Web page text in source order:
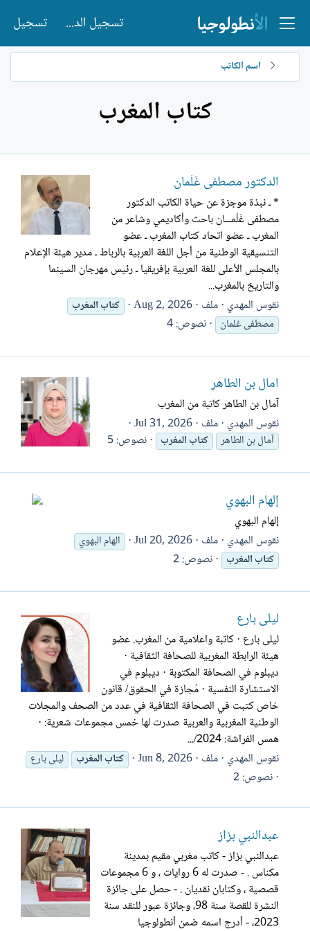
تسجيل الدخول تسجيل
اسم الكاتب
كتاب المغرب
الدكتور مصطفى غَلْمان
* ـ نبذة موجزة عن حياة الكاتب الدكتور
مصطفى غَلْمـــان باحث وأكاديمي وشاعر من
المغرب ـ عضو اتحاد كتاب المغرب ـ عضو
التنسيقية الوطنية من أجل اللغة العربية بالرباط ـ مدير هيئة الإعلام
بالمجلس الأعلى للغة العربية بإفريقيا ـ رئيس مهرجان السينما
والتاريخ بالمغرب...
نقوس المهدي ملف Aug 2, 2026 كتابالمغرب
مصطفى غلمان
نصوص: 4
آمال بن الطاهر
آمال بن الطاهر كاتبة من المغرب
نقوس المهدي ملف Jul 31, 2026
آمال بن الطاهر كتابالمغرب نصوص: 5
إلهام البهوي
إلهام البهوي
نقوس المهدي ملف Jul 20, 2026
الهام البهوي
كتابالمغرب نصوص: 2
ليلى بارع
ليلى بارع · كاتبة واعلامية من المغرب. عضو
هيئة الرابطة المغربية للصحافة الثقافية ·
ديبلوم في الصحافة المكتوبة · ديبلوم في
الاستشارة النفسية · مُجازة في الحقوق/ قانون
خاص كتبت في الصحافة الثقافية في عدد من الصحف والمجلات
الوطنية المغربية والعربية صدرت لها خمس مجموعات شعرية: ·
همس الفراشة: 2024/...
نقوس المهدي ملف Jun 8, 2026 كتابالمغرب ليلى بارع
نصوص: 2
عبدالنبي بزاز
عبدالنبي بزاز - كاتب مغربي مقيم بمدينة
مكناس . - صدرت له 6 روايات ، و 6 مجموعات
قصصية ، وكتابان نقديان . - حصل على جائزة
النشرة للقصة سنة 98، وجائزة عبور للنقد سنة
2023، - أدرج اسمه ضمن أنطولوجيا